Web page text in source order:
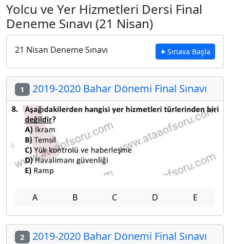
Yolcu ve Yer Hizmetleri Dersi Final
Deneme Sınavı (21 Nisan)
21 Nisan Deneme Sınavı Sınava Başla
1 2019-2020 Bahar Dönemi Final Sınavı
A B C D E
2 2019-2020 Bahar Dönemi Final Sınavı